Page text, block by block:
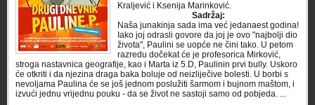
Kraljević i Ksenija Marinković.
Sadržaj:
Naša junakinja sada ima već jedanaest godina!
Iako joj odrasli govore da joj je ovo "najbolji dio
života", Paulini se uopće ne čini tako. U petom
razredu dočekat će je profesorica Mirković,
stroga nastavnica geografije, kao i Marta iz 5.D, Paulinin prvi bully. Uskoro
će otkriti i da njezina draga baka boluje od neizliječive bolesti. U borbi s
nevoljama Paulina će se još jednom poslužiti šarmom i bujnom maštom, i
izvući jednu vrijednu pouku - da se život ne sastoji samo od pobjeda. ...